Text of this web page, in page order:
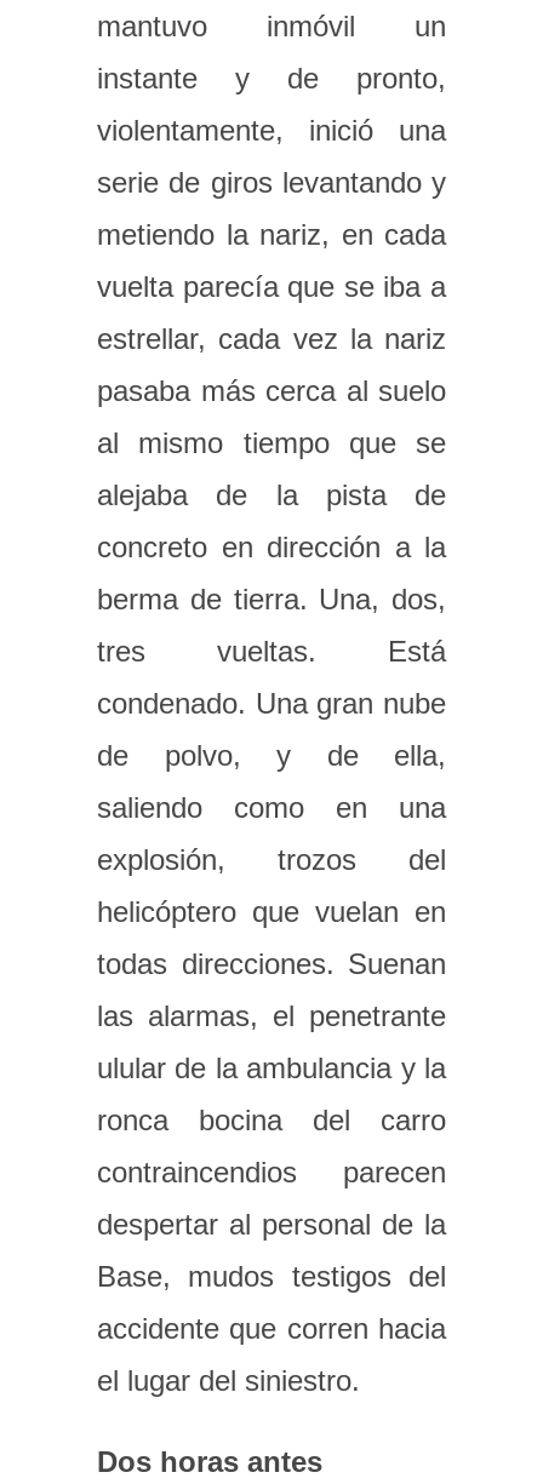
mantuvo inmóvil un
instante y de pronto,
violentamente, inició una
serie de giros levantando y
metiendo la nariz, en cada
vuelta parecía que se iba a
estrellar, cada vez la nariz
pasaba más cerca al suelo
al mismo tiempo que se
alejaba de la pista de
concreto en dirección a la
berma de tierra. Una, dos,
tres vueltas. Está
condenado. Una gran nube
de polvo, y de ella,
saliendo como en una
explosión, trozos del
helicóptero que vuelan en
todas direcciones. Suenan
las alarmas, el penetrante
ulular de la ambulancia y la
ronca bocina del carro
contraincendios parecen
despertar al personal de la
Base, mudos testigos del
accidente que corren hacia
el lugar del siniestro.
Dos horas antes